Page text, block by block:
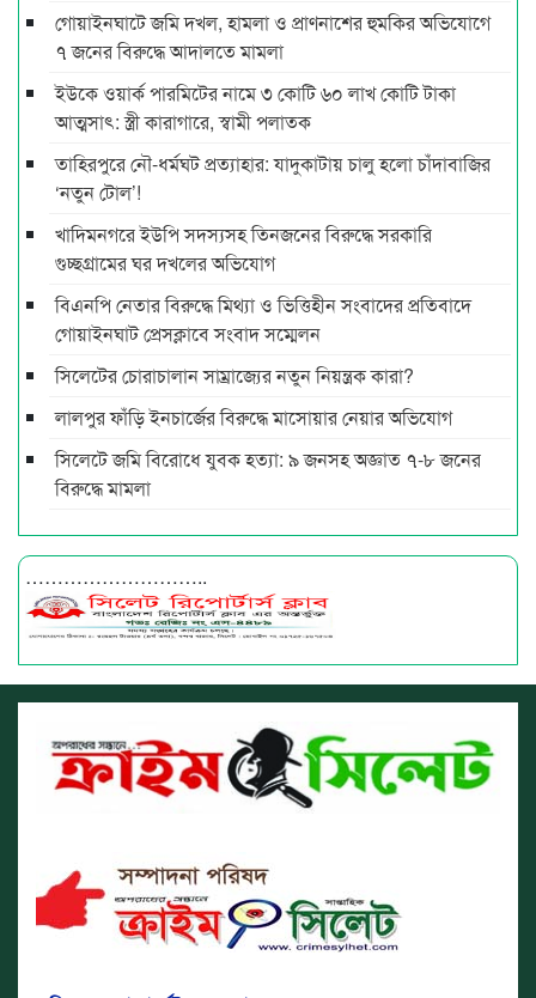
গোয়াইনঘাটে জমি দখল, হামলা ও প্রাণনাশের হুমকির অভিযোগে
৭ জনের বিরুদ্ধে আদালতে মামলা
ইউকে ওয়ার্ক পারমিটের নামে ৩ কোটি ৬০ লাখ কোটি টাকা
আত্মসাৎ: স্ত্রী কারাগারে, স্বামী পলাতক
তাহিরপুরে নৌ-ধর্মঘট প্রত্যাহার: যাদুকাটায় চালু হলো চাঁদাবাজির
‘নতুন টোল’!
খাদিমনগরে ইউপি সদস্যসহ তিনজনের বিরুদ্ধে সরকারি
গুচ্ছগ্রামের ঘর দখলের অভিযোগ
বিএনপি নেতার বিরুদ্ধে মিথ্যা ও ভিত্তিহীন সংবাদের প্রতিবাদে
গোয়াইনঘাট প্রেসক্লাবে সংবাদ সম্মেলন
সিলেটের চোরাচালান সাম্রাজ্যের নতুন নিয়ন্ত্রক কারা?
লালপুর ফাঁড়ি ইনচার্জের বিরুদ্ধে মাসোয়ার নেয়ার অভিযোগ
সিলেটে জমি বিরোধে যুবক হত্যা: ৯ জনসহ অজ্ঞাত ৭-৮ জনের
বিরুদ্ধে মামলা
………………………..